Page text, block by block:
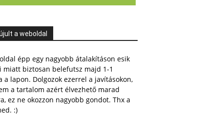
a weboldal
épp egy nagyobb átalakításon esik
miatt biztosan belefutsz majd 1-1
a lapon. Dolgozok ezerrel a javításokon,
a tartalom azért élvezhető marad
ez ne okozzon nagyobb gondot. Thx a
:)